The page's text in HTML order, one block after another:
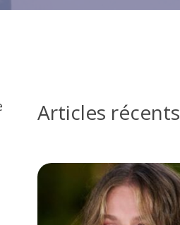
Articles récents